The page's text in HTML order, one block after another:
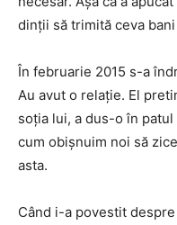
dinţii să trimită ceva bani
În februarie 2015 s-a
Au avut o relaţie. El
soţia lui, a dus-o în patul
cum obişnuim noi să
asta.
Când i-a povestit